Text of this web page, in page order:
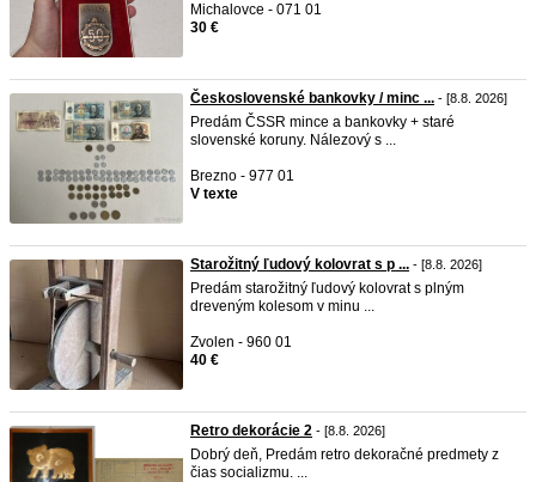
Michalovce - 071 01
30 €
Československé bankovky / minc ... - [8.8. 2026]
Predám ČSSR mince a bankovky + staré
slovenské koruny. Nálezový s ...
Brezno - 977 01
V texte
Starožitný ľudový kolovrat s p ... - [8.8. 2026]
Predám starožitný ľudový kolovrat s plným
dreveným kolesom v minu ...
Zvolen - 960 01
40 €
Retro dekorácie 2 - [8.8. 2026]
Dobrý deň, Predám retro dekoračné predmety z
čias socializmu. ...